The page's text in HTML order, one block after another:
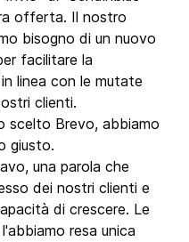
offerta. Il nostro
bisogno di un nuovo
facilitare la
linea con le mutate
clienti.
scelto Brevo, abbiamo
giusto.
una parola che
dei nostri clienti e
di crescere. Le
resa unica